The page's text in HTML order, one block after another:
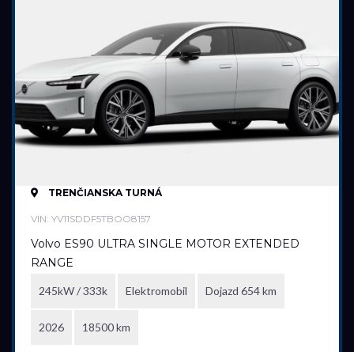
TRENČIANSKA TURNÁ
VIN: YV11SDDF5TBOO8157
Volvo ES90 ULTRA SINGLE MOTOR EXTENDED
RANGE
245kW / 333k Elektromobil Dojazd 654 km
2026 18500 km